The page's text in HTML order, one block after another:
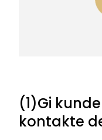
(1)Gi
kontakte